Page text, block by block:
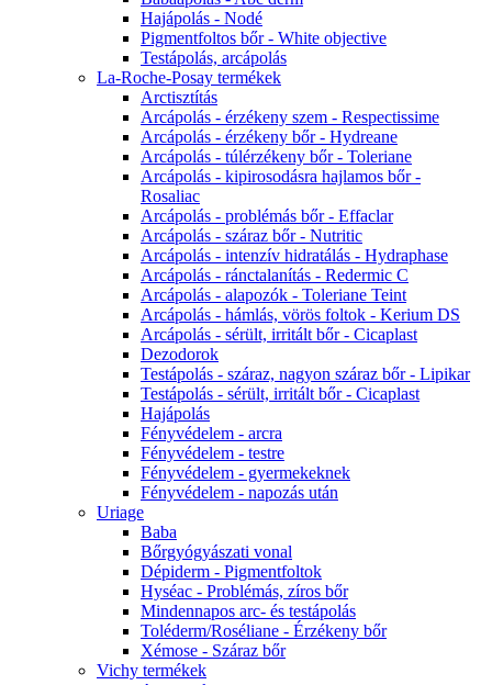
Hajápolás - Nodé
Pigmentfoltos bőr - White objective
Testápolás, arcápolás
La-Roche-Posay termékek
Arctisztítás
Arcápolás - érzékeny szem - Respectissime
Arcápolás - érzékeny bőr - Hydreane
Arcápolás - túlérzékeny bőr - Toleriane
Arcápolás - kipirosodásra hajlamos bőr -
Rosaliac
Arcápolás - problémás bőr - Effaclar
Arcápolás - száraz bőr - Nutritic
Arcápolás - intenzív hidratálás - Hydraphase
Arcápolás - ránctalanítás - Redermic C
Arcápolás - alapozók - Toleriane Teint
Arcápolás - hámlás, vörös foltok - Kerium DS
Arcápolás - sérült, irritált bőr - Cicaplast
Dezodorok
Testápolás - száraz, nagyon száraz bőr - Lipikar
Testápolás - sérült, irritált bőr - Cicaplast
Hajápolás
Fényvédelem - arcra
Fényvédelem - testre
Fényvédelem - gyermekeknek
Fényvédelem - napozás után
Uriage
Baba
Bőrgyógyászati vonal
Dépiderm - Pigmentfoltok
Hyséac - Problémás, zíros bőr
Mindennapos arc- és testápolás
Toléderm/Roséliane - Érzékeny bőr
Xémose - Száraz bőr
Vichy termékek